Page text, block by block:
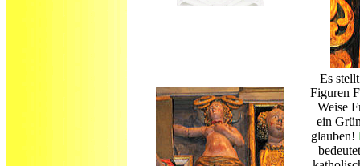
Es
Figuren
Weise
ein
glauben!